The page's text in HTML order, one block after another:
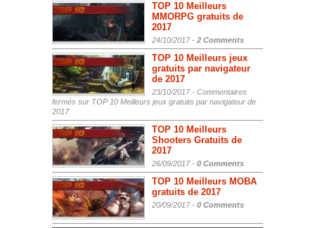
TOP 10 Meilleurs
MMORPG gratuits de
2017
24/10/2017 - 2 Comments
TOP 10 Meilleurs jeux
gratuits par navigateur
de 2017
23/10/2017 - Commentaires
fermés sur TOP 10 Meilleurs jeux gratuits par navigateur de
2017
TOP 10 Meilleurs
Shooters Gratuits de
2017
26/09/2017 - 0 Comments
TOP 10 Meilleurs MOBA
gratuits de 2017
20/09/2017 - 0 Comments